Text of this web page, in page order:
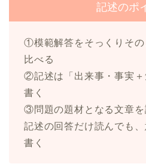
記述のポ
①模範解答をそっくりその
比べる
②記述は「出来事・事実
書く
③問題の題材となる文章を
記述の回答だけ読んでも
書く